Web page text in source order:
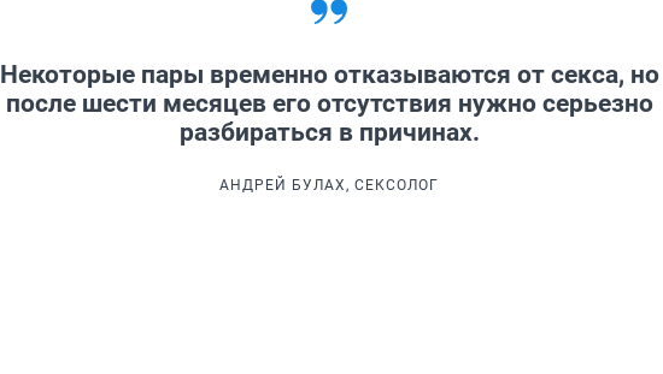
Некоторые пары временно отказываются от секса, но
после шести месяцев его отсутствия нужно серьезно
разбираться в причинах.
АНДРЕЙ БУЛАХ, СЕКСОЛОГ